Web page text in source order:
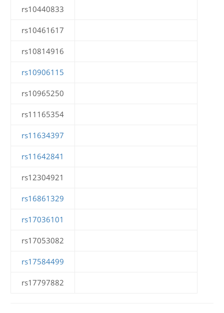
rs10440833
rs10461617
rs10814916
rs10906115
rs10965250
rs11165354
rs11634397
rs11642841
rs12304921
rs16861329
rs17036101
rs17053082
rs17584499
rs17797882